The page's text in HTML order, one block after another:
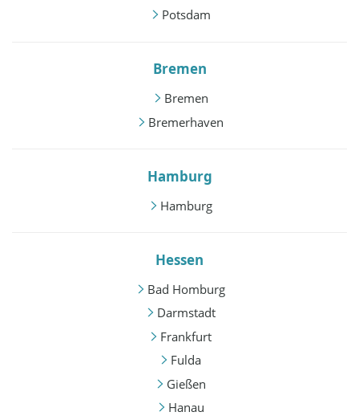
Potsdam
Bremen
Bremen
Bremerhaven
Hamburg
Hamburg
Hessen
Bad Homburg
Darmstadt
Frankfurt
Fulda
Gießen
Hanau